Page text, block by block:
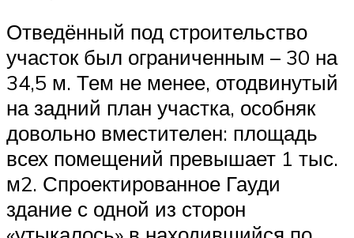
Отведённый под строительство
участок был ограниченным – 30 на
34,5 м. Тем не менее, отодвинутый
на задний план участка, особняк
довольно вместителен: площадь
всех помещений превышает 1 тыс.
м2. Спроектированное Гауди
здание с одной из сторон